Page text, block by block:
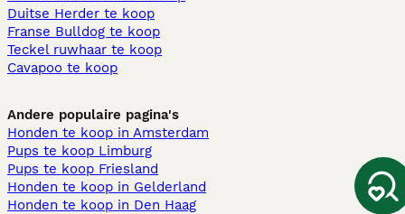
Duitse Herder te koop
Franse Bulldog te koop
Teckel ruwhaar te koop
Cavapoo te koop
Andere populaire pagina's
Honden te koop in Amsterdam
Pups te koop Limburg​
Pups te koop Friesland​
Honden te koop in Gelderland
Honden te koop in Den Haag